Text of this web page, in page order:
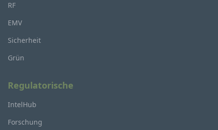
RF
EMV
Sicherheit
Grün
Regulatorische
IntelHub
Forschung